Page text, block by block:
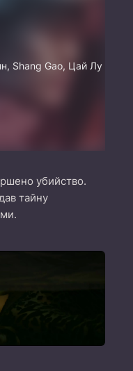
Shang Gao, Цай Лу
убийство.
тайну